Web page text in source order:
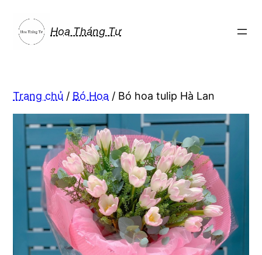
phần
Hoa Tháng Tư
Trang chủ / Bó Hoa / Bó hoa tulip Hà Lan